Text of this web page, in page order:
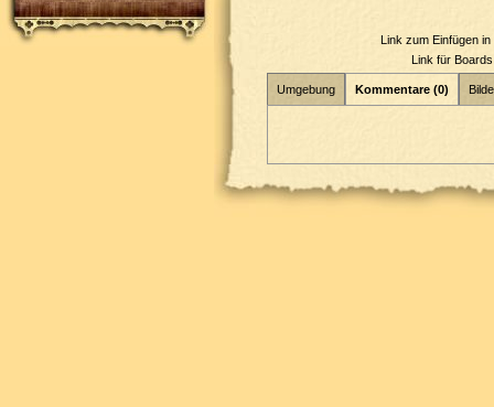
Link zum Einfügen
Link für
Umgebung Kommentare (0)